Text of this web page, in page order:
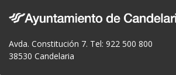
k
Avda. Constitución 7. Tel: 922 500 800
38530 Candelaria